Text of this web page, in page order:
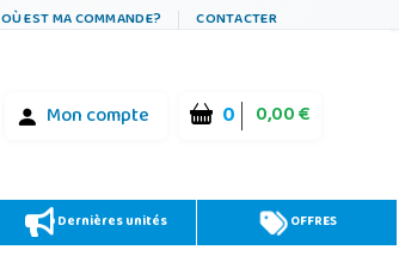
OÙ EST MA COMMANDE? CONTACTER
Mon compte 0 0,00 €
Dernières unités OFFRES